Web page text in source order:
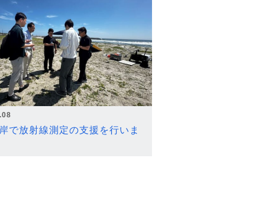
で放射線測定の支援を行いま